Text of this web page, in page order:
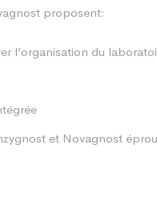
proposent:
l’organisation du
et Novagnost